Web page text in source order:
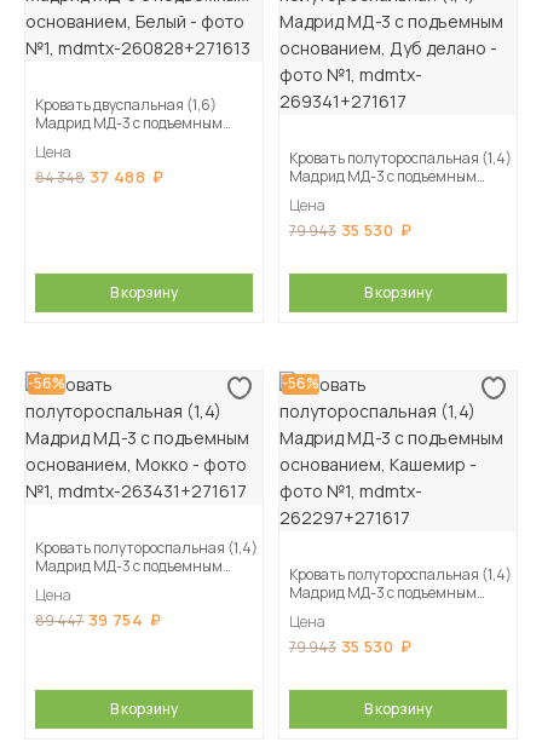
Кровать двуспальная (1,6)
Мадрид МД-3 с подъемным
Цена
84 348 37 488
В корзину
Кровать полутороспальная (1,4)
Мадрид МД-3 с подъемным
Цена
79 943 35 530
В корзину
-56%
Кровать полутороспальная (1,4)
Мадрид МД-3 с подъемным
Цена
89 447 39 754
В корзину
-56%
Кровать полутороспальная (1,4)
Мадрид МД-3 с подъемным
Цена
79 943 35 530
В корзину